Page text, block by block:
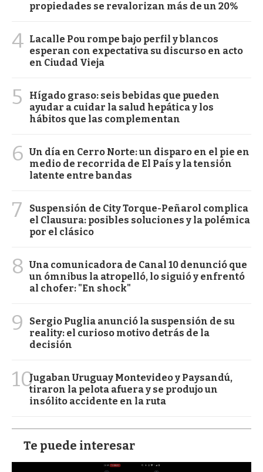
propiedades se revalorizan más de un 20%
4 Lacalle Pou rompe bajo perfil y blancos
esperan con expectativa su discurso en acto
en Ciudad Vieja
5
Hígado graso: seis bebidas que pueden
ayudar a cuidar la salud hepática y los
hábitos que las complementan
6 Un día en Cerro Norte: un disparo en el pie en
medio de recorrida de El País y la tensión
latente entre bandas
7
Suspensión de City Torque-Peñarol complica
el Clausura: posibles soluciones y la polémica
por el clásico
8 Una comunicadora de Canal 10 denunció que
un ómnibus la atropelló, lo siguió y enfrentó
al chofer: "En shock"
9
Sergio Puglia anunció la suspensión de su
reality: el curioso motivo detrás de la
decisión
10Jugaban Uruguay Montevideo y Paysandú,
tiraron la pelota afuera y se produjo un
insólito accidente en la ruta
Te puede interesar